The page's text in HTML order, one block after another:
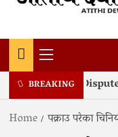
Primary
Menu
BREAKING
of Kashmir Dispute
Home पक्राउ परेका